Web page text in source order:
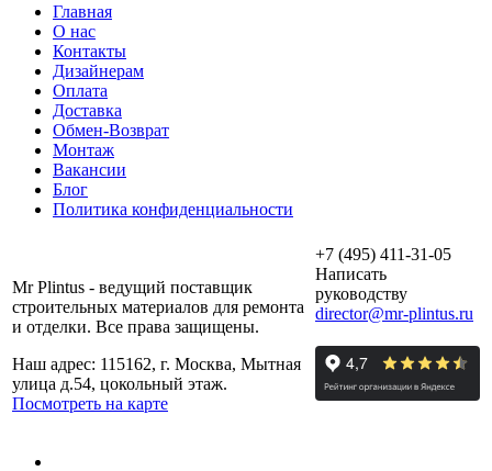
Главная
О нас
Контакты
Дизайнерам
Оплата
Доставка
Обмен-Возврат
Монтаж
Вакансии
Блог
Политика конфиденциальности
Mr Plintus - ведущий поставщик
строительных материалов для ремонта
и отделки. Все права защищены.
Наш адрес: 115162, г. Москва, Мытная
улица д.54, цокольный этаж.
Посмотреть на карте
+7 (495) 411-31-05
Написать
руководству
director@mr-plintus.ru